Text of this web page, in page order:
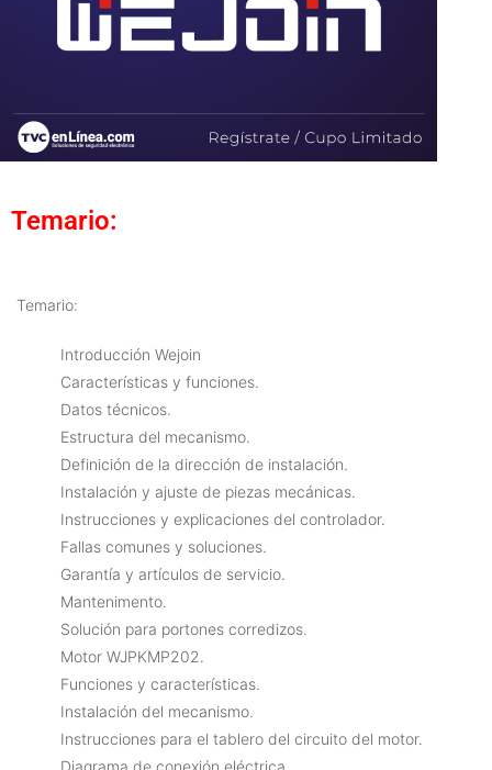
Temario:
Temario:
Introducción Wejoin
Características y funciones.
Datos técnicos.
Estructura del mecanismo.
Definición de la dirección de instalación.
Instalación y ajuste de piezas mecánicas.
Instrucciones y explicaciones del controlador.
Fallas comunes y soluciones.
Garantía y artículos de servicio.
Mantenimento.
Solución para portones corredizos.
Motor WJPKMP202.
Funciones y características.
Instalación del mecanismo.
Instrucciones para el tablero del circuito del motor.
Diagrama de conexión eléctrica.